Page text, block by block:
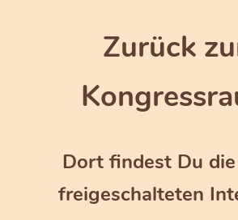
Zurück
Dort findest Du
freigeschalteten